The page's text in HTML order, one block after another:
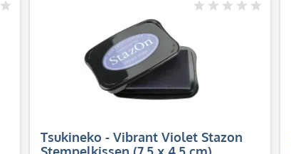
Tsukineko - Vibrant Violet Stazon